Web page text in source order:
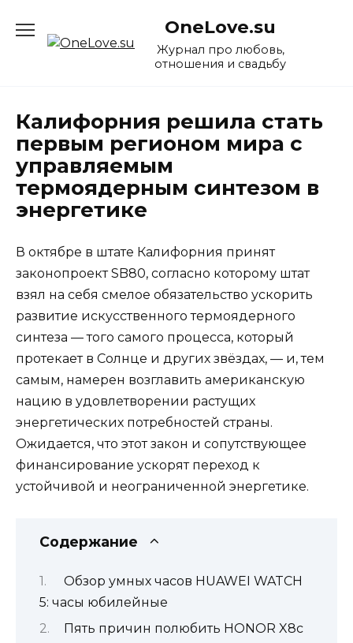
содержанию
OneLove.su
Журнал про любовь,
отношения и свадьбу
Калифорния решила стать
первым регионом мира с
управляемым
термоядерным синтезом в
энергетике
В октябре в штате Калифорния принят
законопроект SB80, согласно которому штат
взял на себя смелое обязательство ускорить
развитие искусственного термоядерного
синтеза — того самого процесса, который
протекает в Солнце и других звёздах, — и, тем
самым, намерен возглавить американскую
нацию в удовлетворении растущих
энергетических потребностей страны.
Ожидается, что этот закон и сопутствующее
финансирование ускорят переход к
устойчивой и неограниченной энергетике.
Содержание
Обзор умных часов HUAWEI WATCH
5: часы юбилейные
Пять причин полюбить HONOR X8c